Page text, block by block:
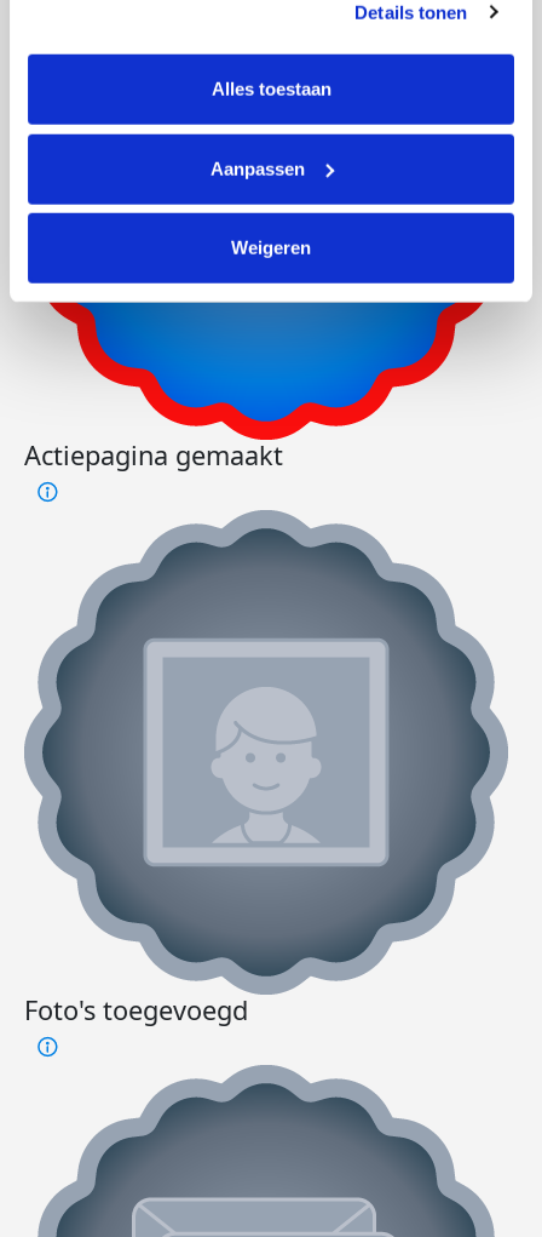
tonen. Je kunt je toestemming op elk moment wijzigen of
intrekken via Cookie instellingen onderaan de pagina. De
lijst met cookies is te vinden in het tabblad “details”.
Details tonen
Alles toestaan
Aanpassen
Weigeren
Actiepagina gemaakt
Foto's toegevoegd